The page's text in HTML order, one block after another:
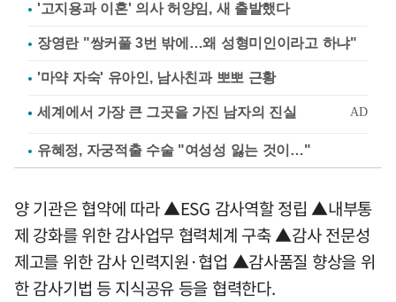
'고지용과 이혼' 의사 허양임, 새 출발했다
장영란 "쌍커풀 3번 밖에…왜 성형미인이라고 하냐"
'마약 자숙' 유아인, 남사친과 뽀뽀 근황
유혜정, 자궁적출 수술 "여성성 잃는 것이…"
양 기관은 협약에 따라 ▲ESG 감사역할 정립 ▲내부통
제 강화를 위한 감사업무 협력체계 구축 ▲감사 전문성
제고를 위한 감사 인력지원·협업 ▲감사품질 향상을 위
한 감사기법 등 지식공유 등을 협력한다.